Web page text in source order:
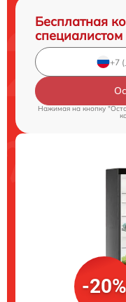
Бесплатная
специалистом
Нажимая на кнопку
-20%